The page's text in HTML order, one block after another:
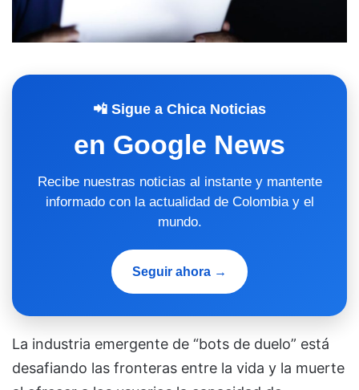
📲 Sigue a Chica Noticias
en Google News
Recibe nuestras noticias al instante y mantente
informado con la actualidad de Colombia y el
mundo.
Seguir ahora →
La industria emergente de “bots de duelo” está
desafiando las fronteras entre la vida y la muerte